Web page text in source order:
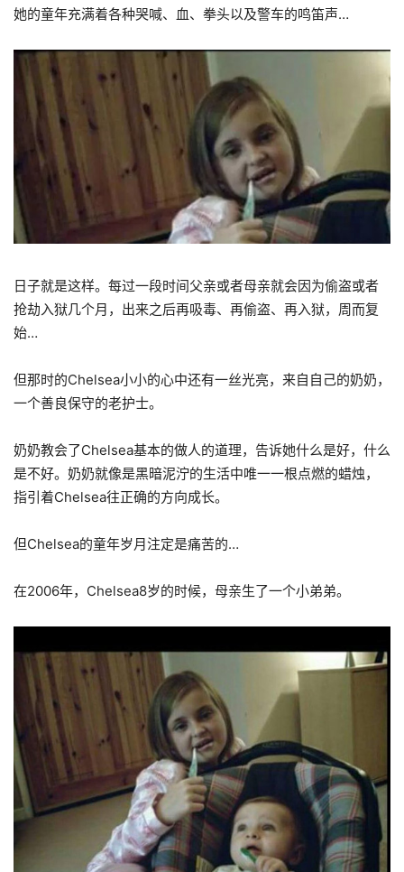
她的童年充满着各种哭喊、血、拳头以及警车的鸣笛声…
日子就是这样。每过一段时间父亲或者母亲就会因为偷盗或者
抢劫入狱几个月，出来之后再吸毒、再偷盗、再入狱，周而复
始…
但那时的Chelsea小小的心中还有一丝光亮，来自自己的奶奶，
一个善良保守的老护士。
奶奶教会了Chelsea基本的做人的道理，告诉她什么是好，什么
是不好。奶奶就像是黑暗泥泞的生活中唯一一根点燃的蜡烛，
指引着Chelsea往正确的方向成长。
但Chelsea的童年岁月注定是痛苦的…
在2006年，Chelsea8岁的时候，母亲生了一个小弟弟。